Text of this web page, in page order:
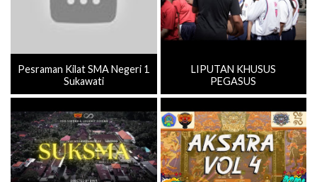
Pesraman Kilat SMA Negeri 1
Sukawati
LIPUTAN KHUSUS
PEGASUS